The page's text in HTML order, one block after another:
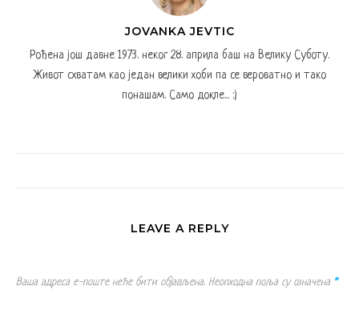
JOVANKA JEVTIC
Рођена још давне 1973. неког 28. априла баш на Велику Суботу.
Живот схватам као један велики хоби па се вероватно и тако
понашам. Само докле... :)
LEAVE A REPLY
Ваша адреса е-поште неће бити објављена. Неопходна поља су означена *